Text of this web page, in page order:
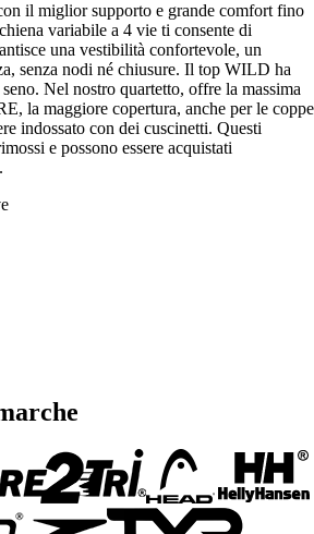
il miglior supporto e grande comfort fino
variabile a 4 vie ti consente di
una vestibilità confortevole, un
senza nodi né chiusure. Il top WILD ha
Nel nostro quartetto, offre la massima
la maggiore copertura, anche per le coppe
indossato con dei cuscinetti. Questi
e possono essere acquistati